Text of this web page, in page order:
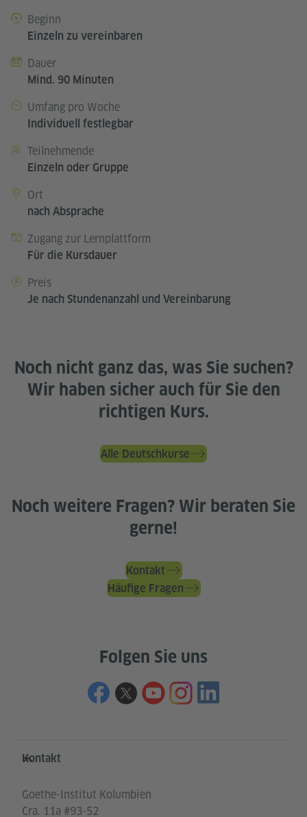
Beginn
Einzeln zu vereinbaren
Dauer
Mind. 90 Minuten
Umfang pro Woche
Individuell festlegbar
Teilnehmende
Einzeln oder Gruppe
Ort
nach Absprache
Zugang zur Lernplattform
Für die Kursdauer
Preis
Je nach Stundenanzahl und Vereinbarung
Noch nicht ganz das, was Sie suchen?
Wir haben sicher auch für Sie den
richtigen Kurs.
Alle Deutschkurse
Noch weitere Fragen? Wir beraten Sie
gerne!
Kontakt
Häufige Fragen
Folgen Sie uns
Service- und Informationsbereich
Kontakt
Goethe-Institut Kolumbien
Cra. 11a #93-52